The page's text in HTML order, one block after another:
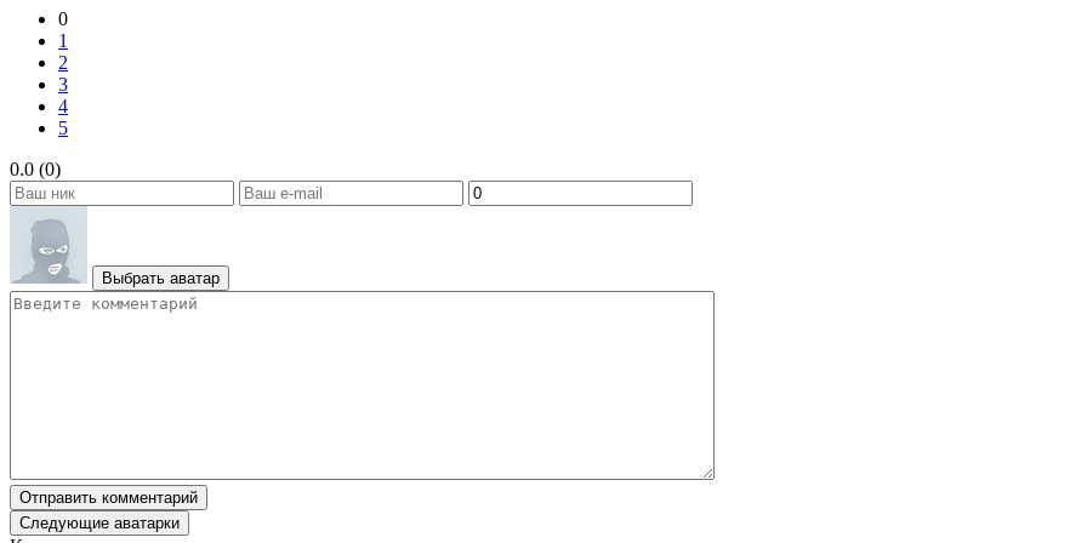
0
1
2
3
4
5
0.0 (0)
Выбрать аватар
Отправить комментарий
Следующие аватарки